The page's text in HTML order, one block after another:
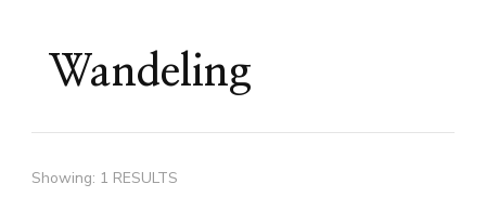
Wandeling
Showing: 1 RESULTS